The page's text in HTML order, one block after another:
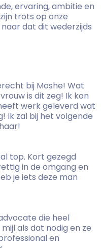
ervaring, ambitie en
trots op onze
dat dit wederzijds
bij Moshe! Wat
is dit zeg! Ik kon
werk geleverd wat
Ik zal bij het volgende
top. Kort gezegd
in de omgang en
je iets deze man
die heel
als dat nodig en ze
en